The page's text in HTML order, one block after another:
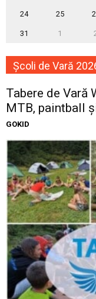
24 25
31 1
Școli de Vară
Tabere de Vară
MTB, paintball
GOKID